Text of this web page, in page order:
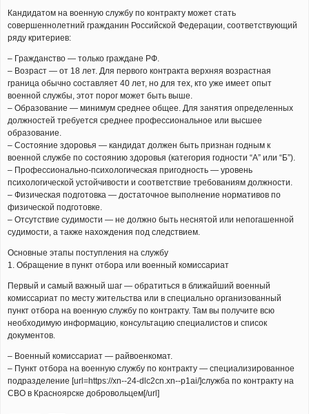
Кандидатом на военную службу по контракту может стать
совершеннолетний гражданин Российской Федерации, соответствующий
ряду критериев:
– Гражданство — только граждане РФ.
– Возраст — от 18 лет. Для первого контракта верхняя возрастная
граница обычно составляет 40 лет, но для тех, кто уже имеет опыт
военной службы, этот порог может быть выше.
– Образование — минимум среднее общее. Для занятия определенных
должностей требуется среднее профессиональное или высшее
образование.
– Состояние здоровья — кандидат должен быть признан годным к
военной службе по состоянию здоровья (категория годности “А” или “Б”).
– Профессионально-психологическая пригодность — уровень
психологической устойчивости и соответствие требованиям должности.
– Физическая подготовка — достаточное выполнение нормативов по
физической подготовке.
– Отсутствие судимости — не должно быть неснятой или непогашенной
судимости, а также нахождения под следствием.
Основные этапы поступления на службу
1. Обращение в пункт отбора или военный комиссариат
Первый и самый важный шаг — обратиться в ближайший военный
комиссариат по месту жительства или в специально организованный
пункт отбора на военную службу по контракту. Там вы получите всю
необходимую информацию, консультацию специалистов и список
документов.
– Военный комиссариат — райвоенкомат.
– Пункт отбора на военную службу по контракту — специализированное
подразделение [url=https://xn--24-dlc2cn.xn--p1ai/]служба по контракту на
СВО в Красноярске добровольцем[/url]